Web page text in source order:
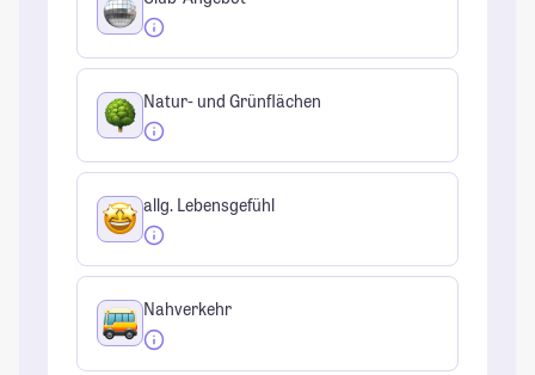
Natur- und Grünflächen
allg. Lebensgefühl
Nahverkehr